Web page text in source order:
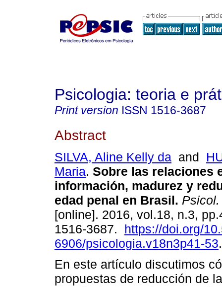
Psicologia: teoria e
Print version ISSN 1516-3687
Abstract
SILVA, Aline Kelly da and
Maria. Sobre las relaciones
información, madurez y
edad penal en Brasil.
[online]. 2016, vol.18, n.3,
1516-3687. https://doi.org/
6906/psicologia.v18n3p41-53.
En este artículo discutimos
propuestas de reducción de